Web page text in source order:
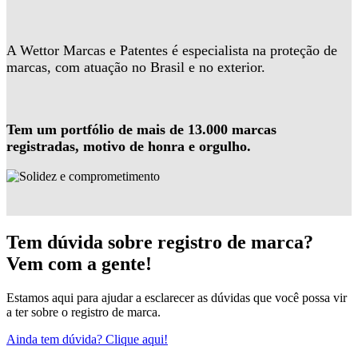
A Wettor Marcas e Patentes é especialista na proteção de
marcas, com atuação no Brasil e no exterior.
Tem um portfólio de mais de 13.000 marcas
registradas, motivo de honra e orgulho.
Tem dúvida sobre registro de marca?
Vem com a gente!
Estamos aqui para ajudar a esclarecer as dúvidas que você possa vir
a ter sobre o registro de marca.
Ainda tem dúvida? Clique aqui!